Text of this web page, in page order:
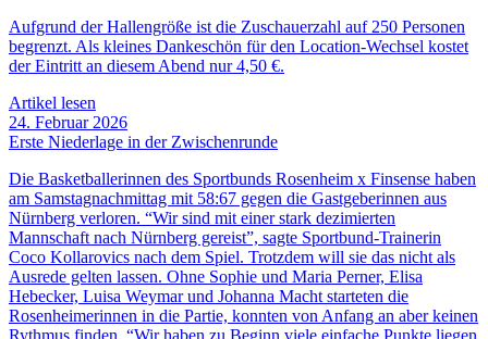
Aufgrund der Hallengröße ist die Zuschauerzahl auf 250 Personen
begrenzt. Als kleines Dankeschön für den Location-Wechsel kostet
der Eintritt an diesem Abend nur 4,50 €.
Artikel lesen
24. Februar 2026
Erste Niederlage in der Zwischenrunde
Die Basketballerinnen des Sportbunds Rosenheim x Finsense haben
am Samstagnachmittag mit 58:67 gegen die Gastgeberinnen aus
Nürnberg verloren. “Wir sind mit einer stark dezimierten
Mannschaft nach Nürnberg gereist”, sagte Sportbund-Trainerin
Coco Kollarovics nach dem Spiel. Trotzdem will sie das nicht als
Ausrede gelten lassen. Ohne Sophie und Maria Perner, Elisa
Hebecker, Luisa Weymar und Johanna Macht starteten die
Rosenheimerinnen in die Partie, konnten von Anfang an aber keinen
Rythmus finden. “Wir haben zu Beginn viele einfache Punkte liegen